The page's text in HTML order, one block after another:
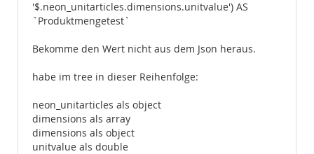
'$.neon_unitarticles.dimensions.unitvalue') AS
`Produktmengetest`
Bekomme den Wert nicht aus dem Json heraus.
habe im tree in dieser Reihenfolge:
neon_unitarticles als object
dimensions als array
dimensions als object
unitvalue als double